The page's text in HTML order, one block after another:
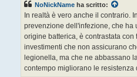
NoNickName ha scritto:
In realtà è vero anche il contrario.
prevenzione dell'infezione, che ha
origine batterica, è contrastata
investimenti che non assicurano
legionella, ma che ne abbassano
contempo migliorano le resistenza